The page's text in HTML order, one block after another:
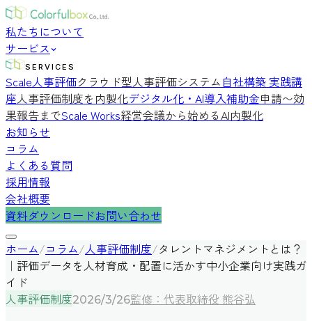
私たちについて
サービス
SERVICES
Scale人事評価クラウド型人事評価システム 自社構築 実践講
座人事評価制度を内製化デジタル化・AI導入補助金申請〜効
果報告までScale Works経営会議から始めるAI内製化
お知らせ
コラム
よくある質問
採用情報
会社概要
資料ダウンロードお問い合わせ
ホーム/コラム/人事評価制度/タレントマネジメントとは？
｜評価データを人材育成・配置に活かす中小企業向け実践ガ
イド
人事評価制度2026/3/26監修：代表取締役 熊谷弘